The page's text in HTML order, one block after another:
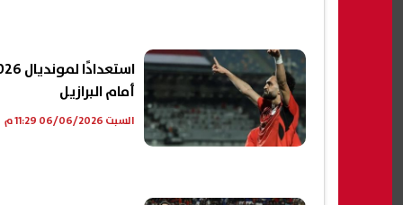
أمام البرازيل
السبت 06/06/2026 11:29 م